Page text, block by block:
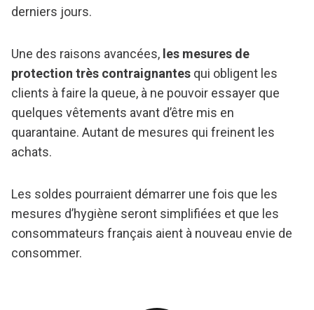
derniers jours.
Une des raisons avancées, les mesures de
protection très contraignantes qui obligent les
clients à faire la queue, à ne pouvoir essayer que
quelques vêtements avant d’être mis en
quarantaine. Autant de mesures qui freinent les
achats.
Les soldes pourraient démarrer une fois que les
mesures d’hygiène seront simplifiées et que les
consommateurs français aient à nouveau envie de
consommer.